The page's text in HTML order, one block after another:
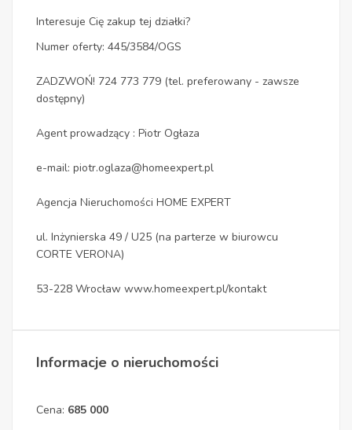
Interesuje Cię zakup tej działki?
Numer oferty: 445/3584/OGS
ZADZWOŃ! 724 773 779 (tel. preferowany - zawsze
dostępny)
Agent prowadzący : Piotr Ogłaza
e-mail: piotr.oglaza@homeexpert.pl
Agencja Nieruchomości HOME EXPERT
ul. Inżynierska 49 / U25 (na parterze w biurowcu
CORTE VERONA)
53-228 Wrocław www.homeexpert.pl/kontakt
Informacje o nieruchomości
Cena: 685 000